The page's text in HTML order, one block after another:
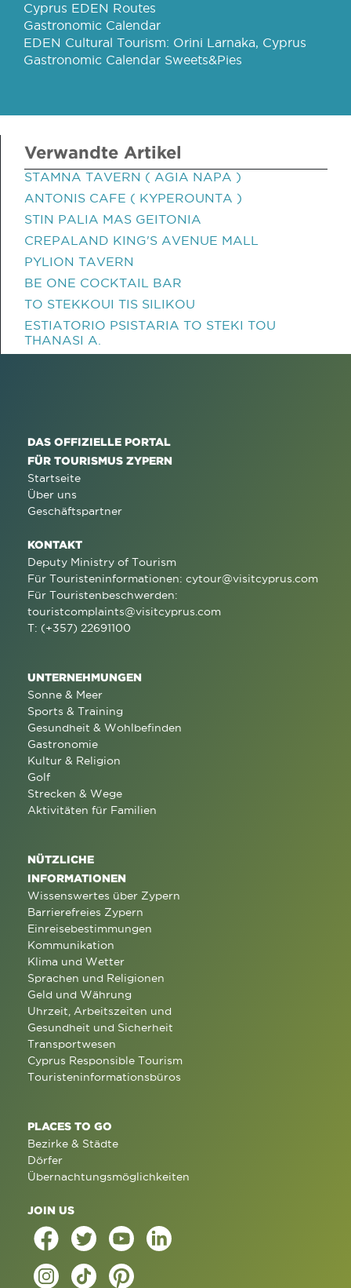
Cyprus EDEN Routes
Gastronomic Calendar
EDEN Cultural Tourism: Orini Larnaka, Cyprus
Gastronomic Calendar Sweets&Pies
Verwandte Artikel
STAMNA TAVERN ( AGIA NAPA )
ANTONIS CAFE ( KYPEROUNTA )
STIN PALIA MAS GEITONIA
CREPALAND KING'S AVENUE MALL
PYLION TAVERN
BE ONE COCKTAIL BAR
TO STEKKOUI TIS SILIKOU
ESTIATORIO PSISTARIA TO STEKI TOU
THANASI A.
DAS OFFIZIELLE PORTAL
FÜR TOURISMUS ZYPERN
Startseite
Über uns
Geschäftspartner
KONTAKT
Deputy Ministry of Tourism
Für Touristeninformationen: cytour@visitcyprus.com
Für Touristenbeschwerden:
touristcomplaints@visitcyprus.com
T: (+357) 22691100
UNTERNEHMUNGEN
Sonne & Meer
Sports & Training
Gesundheit & Wohlbefinden
Gastronomie
Kultur & Religion
Golf
Strecken & Wege
Aktivitäten für Familien
NÜTZLICHE
INFORMATIONEN
Wissenswertes über Zypern
Barrierefreies Zypern
Einreisebestimmungen
Kommunikation
Klima und Wetter
Sprachen und Religionen
Geld und Währung
Uhrzeit, Arbeitszeiten und
Gesundheit und Sicherheit
Transportwesen
Cyprus Responsible Tourism
Touristeninformationsbüros
PLACES TO GO
Bezirke & Städte
Dörfer
Übernachtungsmöglichkeiten
JOIN US